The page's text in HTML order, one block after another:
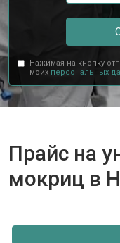
Нажимая на кнопку
моих персональных
Прайс на
мокриц в